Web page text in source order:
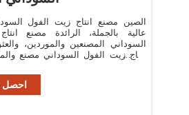
الصين مصنع انتاج زيت الفول
عالية بالجملة، الرائدة مصنع
السوداني المصنعين والموردين،
انتاج زيت الفول السوداني مصنع
احصل